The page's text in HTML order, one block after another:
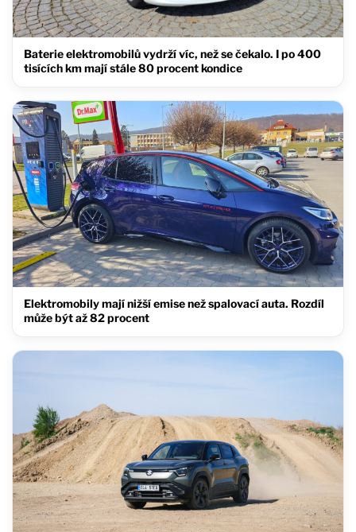
Baterie elektromobilů vydrží víc, než se čekalo. I po 400
tisících km mají stále 80 procent kondice
Elektromobily mají nižší emise než spalovací auta. Rozdíl
může být až 82 procent